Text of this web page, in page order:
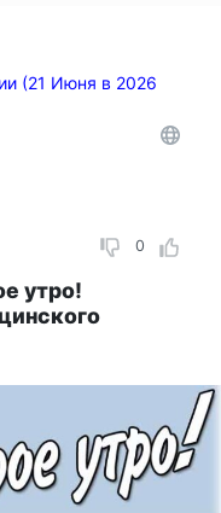
(21 Июня в 2026
0
утро!